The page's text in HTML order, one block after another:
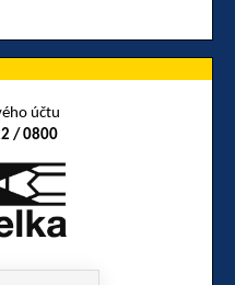
účtu
/ 0800